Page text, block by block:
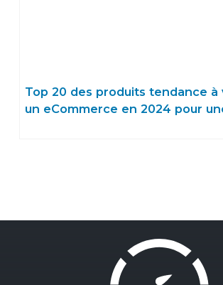
Top 20 des produits tendance à
un eCommerce en 2024 pour